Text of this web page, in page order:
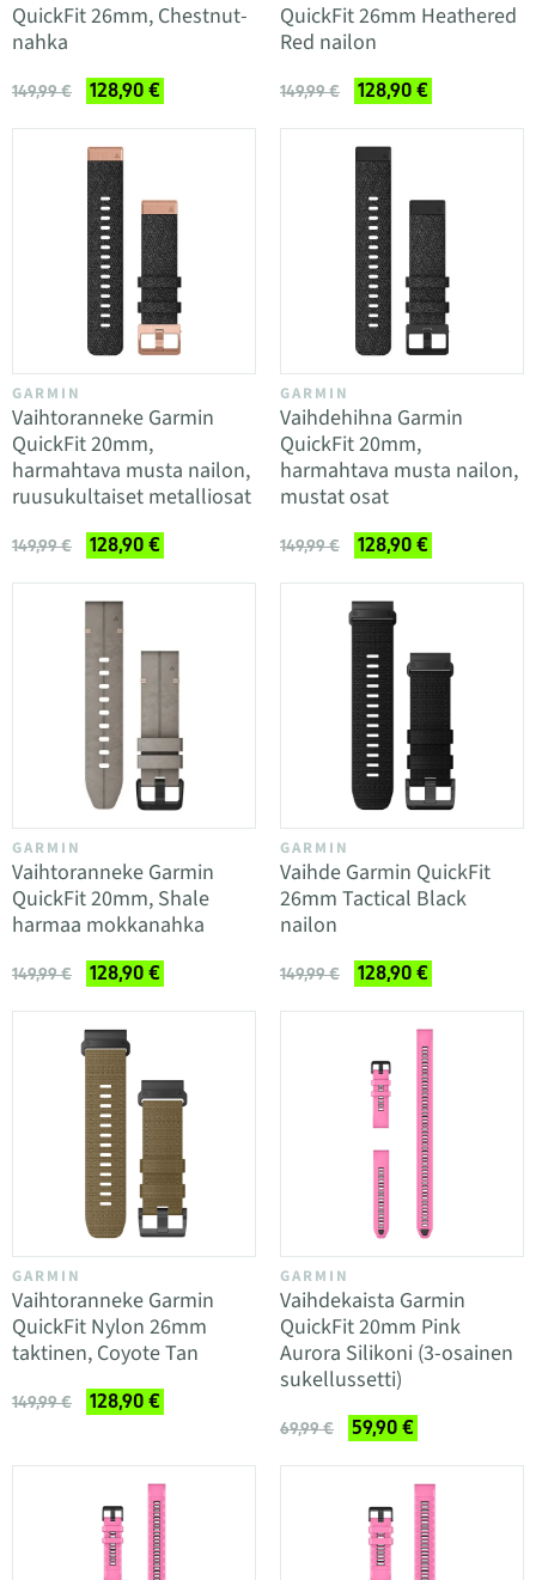
QuickFit 26mm, Chestnut-
nahka
149,99 € 128,90 €
QuickFit 26mm Heathered
Red nailon
149,99 € 128,90 €
GARMIN
Vaihtoranneke Garmin
QuickFit 20mm,
harmahtava musta nailon,
ruusukultaiset metalliosat
149,99 € 128,90 €
GARMIN
Vaihdehihna Garmin
QuickFit 20mm,
harmahtava musta nailon,
mustat osat
149,99 € 128,90 €
GARMIN
Vaihtoranneke Garmin
QuickFit 20mm, Shale
harmaa mokkanahka
149,99 € 128,90 €
GARMIN
Vaihde Garmin QuickFit
26mm Tactical Black
nailon
149,99 € 128,90 €
GARMIN
Vaihtoranneke Garmin
QuickFit Nylon 26mm
taktinen, Coyote Tan
149,99 € 128,90 €
GARMIN
Vaihdekaista Garmin
QuickFit 20mm Pink
Aurora Silikoni (3-osainen
sukellussetti)
69,99 € 59,90 €